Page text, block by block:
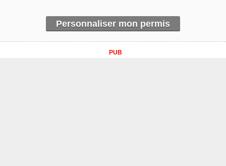
Personnaliser mon permis
PUB